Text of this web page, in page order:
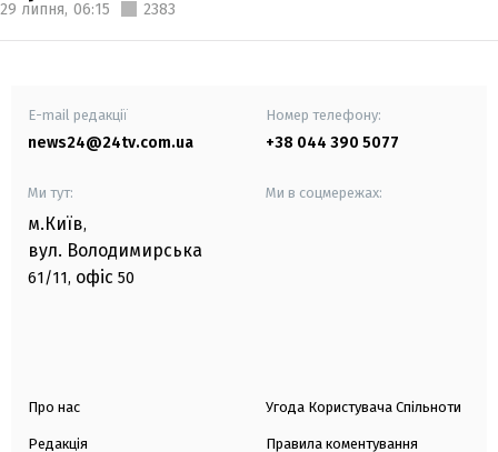
29 липня, 06:15 2383
E-mail редакції
news24@24tv.com.ua
Номер телефону:
+38 044 390 5077
Ми тут:
м.Київ,
вул. Володимирська
61/11, офіс 50
Ми в соцмережах:
Про нас
Редакція
Угода Користувача Спільноти
Правила коментування